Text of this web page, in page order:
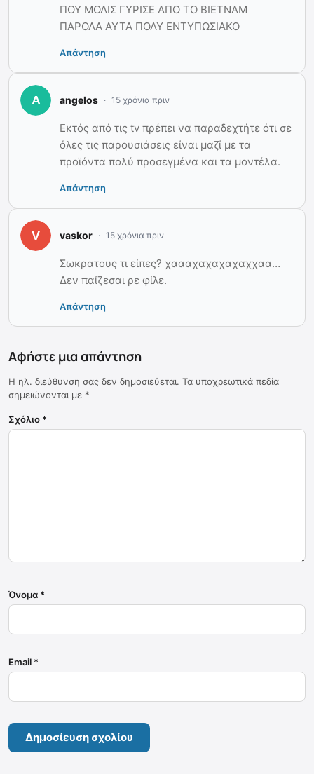
ΠΟΥ ΜΟΛΙΣ ΓΥΡΙΣΕ ΑΠΟ ΤΟ ΒΙΕΤΝΑΜ
ΠΑΡΟΛΑ ΑΥΤΑ ΠΟΛΥ ΕΝΤΥΠΩΣΙΑΚΟ
Απάντηση
angelos 15 χρόνια πριν
Εκτός από τις tv πρέπει να παραδεχτήτε ότι σε
όλες τις παρουσιάσεις είναι μαζί με τα
προϊόντα πολύ προσεγμένα και τα μοντέλα.
Απάντηση
vaskor 15 χρόνια πριν
Σωκρατους τι είπες? χαααχαχαχαχαχχαα…
Δεν παίζεσαι ρε φίλε.
Απάντηση
Αφήστε μια απάντηση
Η ηλ. διεύθυνση σας δεν δημοσιεύεται. Τα υποχρεωτικά πεδία
σημειώνονται με *
Σχόλιο *
Όνομα *
Email *